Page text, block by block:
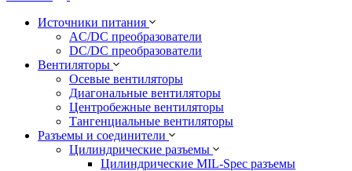
Источники питания
AC/DC преобразователи
DC/DC преобразователи
Вентиляторы
Осевые вентиляторы
Диагональные вентиляторы
Центробежные вентиляторы
Тангенциальные вентиляторы
Разъемы и соединители
Цилиндрические разъемы
Цилиндрические MIL-Spec разъемы